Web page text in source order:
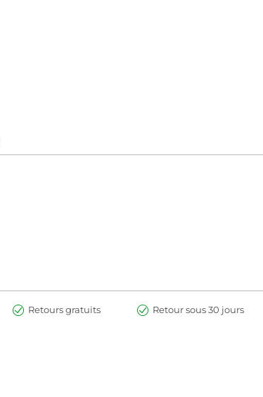
Retours gratuits Retour sous 30 jours